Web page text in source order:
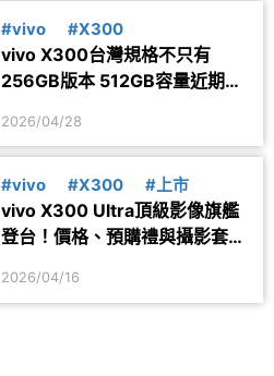
#vivo #X300
vivo X300台灣規格不只有
256GB版本 512GB容量近期悄
2026/04/28
#vivo #X300 #上市
vivo X300 Ultra頂級影像旗艦
登台！價格、預購禮與攝影套裝
2026/04/16